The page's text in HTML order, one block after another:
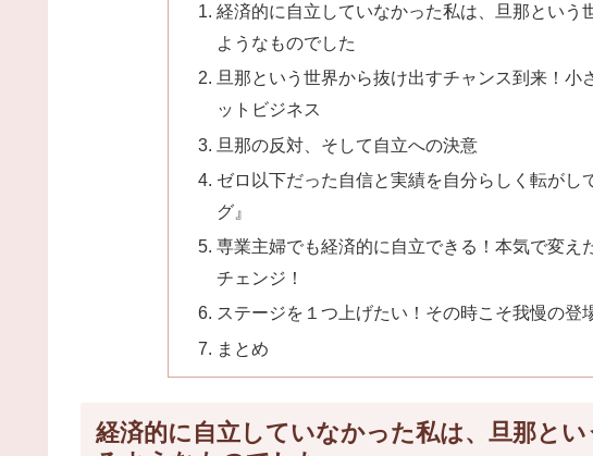
経済的に自立していなかった私は、旦那という
ようなものでした
旦那という世界から抜け出すチャンス到来！小
ットビジネス
旦那の反対、そして自立への決意
ゼロ以下だった自信と実績を自分らしく転がし
グ』
専業主婦でも経済的に自立できる！本気で変え
チェンジ！
ステージを１つ上げたい！その時こそ我慢の登
まとめ
経済的に自立していなかった私は、旦那と